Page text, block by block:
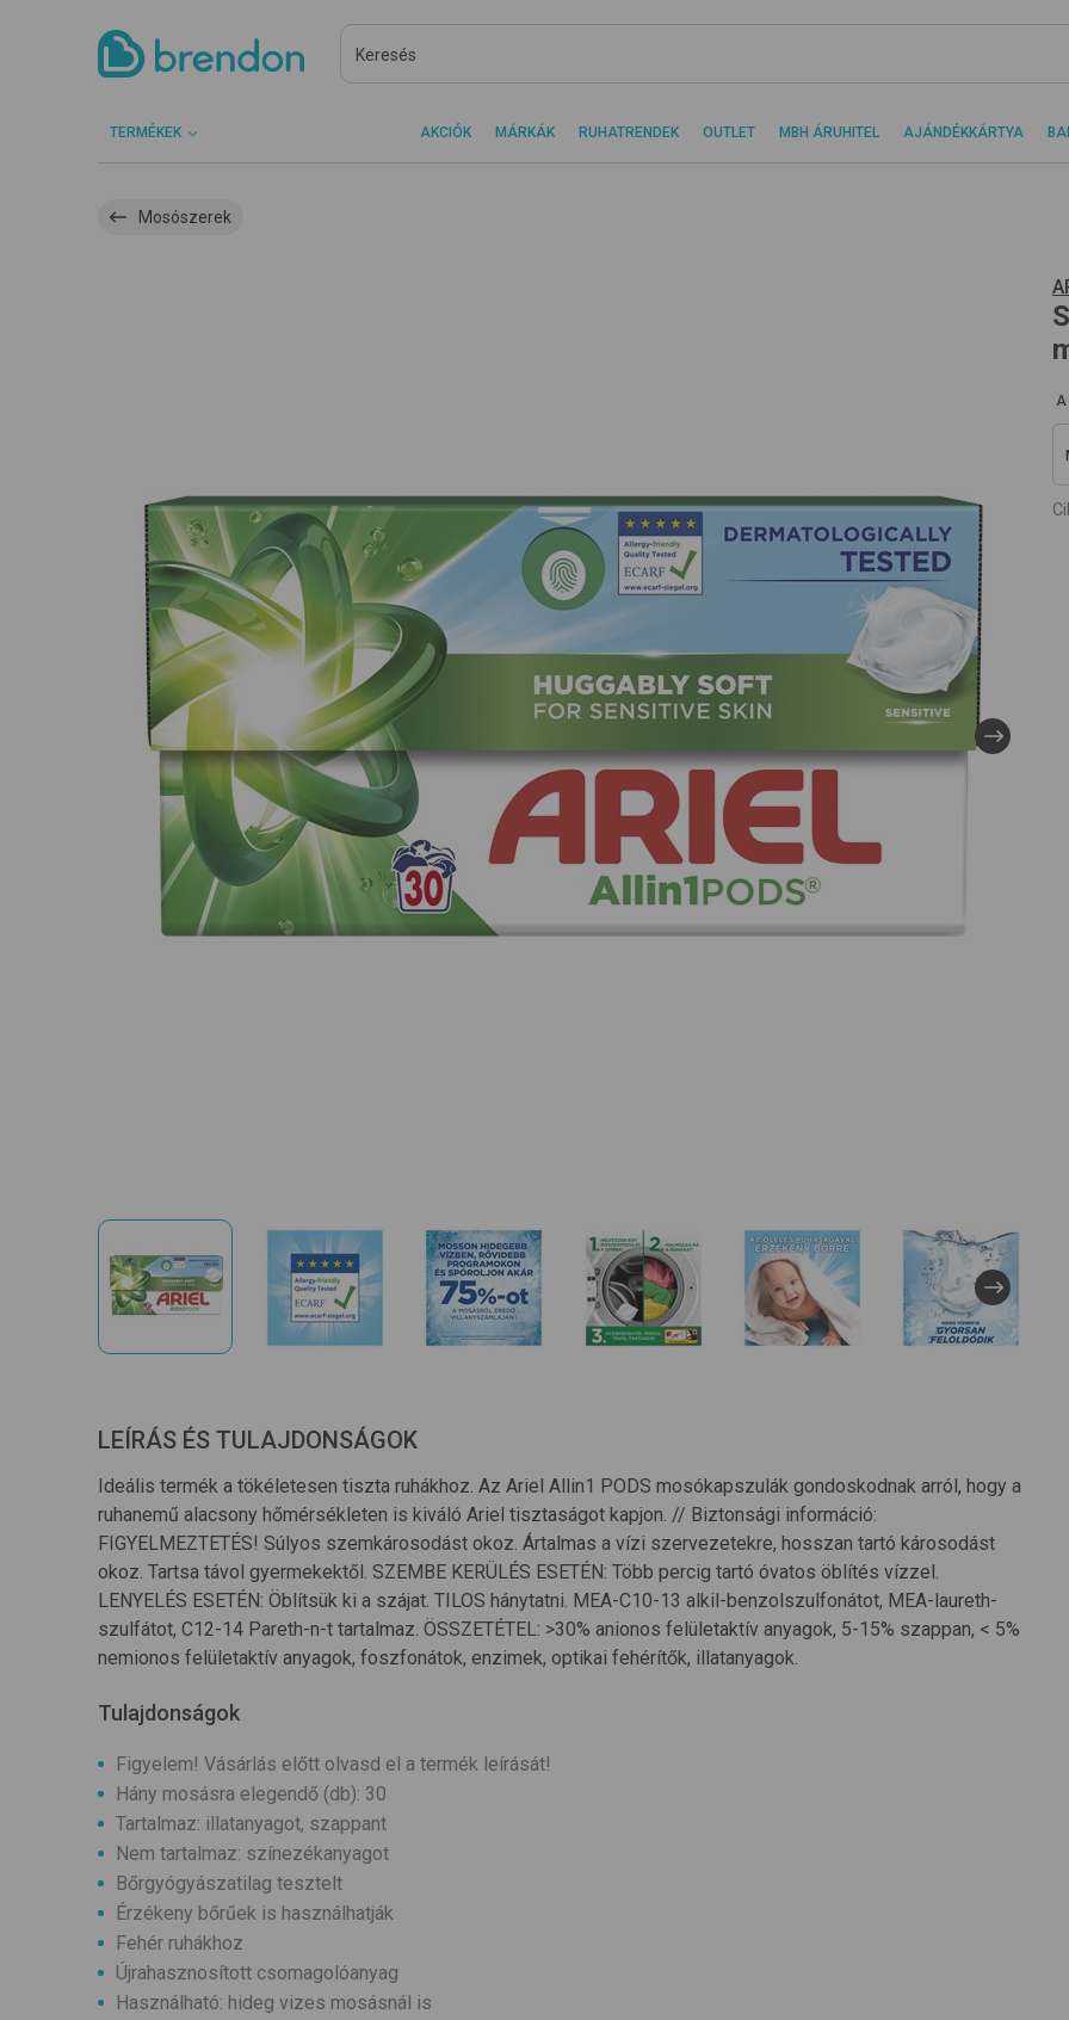
TERMÉKEK AKCIÓK MÁRKÁK RUHATRENDEK OUTLET MBH ÁRUHITEL AJÁNDÉKKÁRTYA
Mosószerek
A
LEÍRÁS ÉS TULAJDONSÁGOK
Ideális termék a tökéletesen tiszta ruhákhoz. Az Ariel Allin1 PODS mosókapszulák gondoskodnak arról, hogy a
ruhanemű alacsony hőmérsékleten is kiváló Ariel tisztaságot kapjon. // Biztonsági információ:
FIGYELMEZTETÉS! Súlyos szemkárosodást okoz. Ártalmas a vízi szervezetekre, hosszan tartó károsodást
okoz. Tartsa távol gyermekektől. SZEMBE KERÜLÉS ESETÉN: Több percig tartó óvatos öblítés vízzel.
LENYELÉS ESETÉN: Öblítsük ki a szájat. TILOS hánytatni. MEA-C10-13 alkil-benzolszulfonátot, MEA-laureth-
szulfátot, C12-14 Pareth-n-t tartalmaz. ÖSSZETÉTEL: >30% anionos felületaktív anyagok, 5-15% szappan, < 5%
nemionos felületaktív anyagok, foszfonátok, enzimek, optikai fehérítők, illatanyagok.
Tulajdonságok
Figyelem! Vásárlás előtt olvasd el a termék leírását!
Hány mosásra elegendő (db): 30
Tartalmaz: illatanyagot, szappant
Nem tartalmaz: színezékanyagot
Bőrgyógyászatilag tesztelt
Érzékeny bőrűek is használhatják
Fehér ruhákhoz
Újrahasznosított csomagolóanyag
Használható: hideg vizes mosásnál is